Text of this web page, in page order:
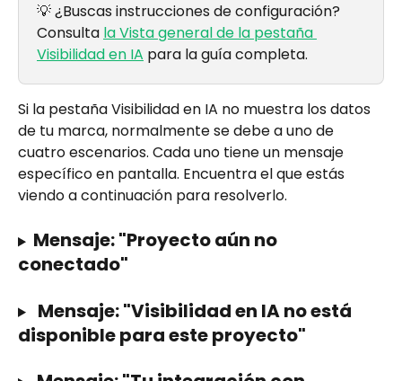
💡 ¿Buscas instrucciones de configuración?
Consulta la Vista general de la pestaña
Visibilidad en IA para la guía completa.
Si la pestaña Visibilidad en IA no muestra los datos
de tu marca, normalmente se debe a uno de
cuatro escenarios. Cada uno tiene un mensaje
específico en pantalla. Encuentra el que estás
viendo a continuación para resolverlo.
Mensaje: "Proyecto aún no
conectado"
Mensaje: "Visibilidad en IA no está
disponible para este proyecto"